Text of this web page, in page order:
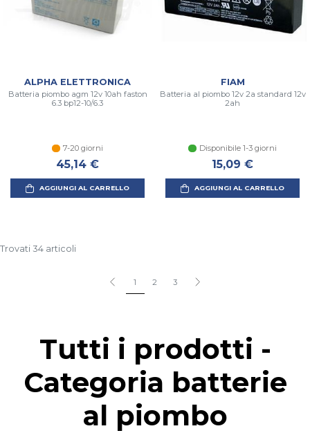
ALPHA ELETTRONICA
Batteria piombo agm 12v 10ah faston
6.3 bp12-10/6.3
7-20 giorni
45,14 €
AGGIUNGI AL CARRELLO
FIAM
Batteria al piombo 12v 2a standard 12v
2ah
Disponibile 1-3 giorni
15,09 €
AGGIUNGI AL CARRELLO
Trovati 34 articoli
1 2 3
Tutti i prodotti -
Categoria batterie
al piombo